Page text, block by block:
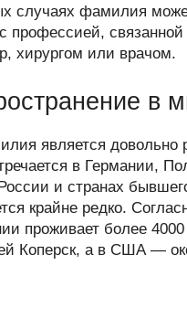
случаях фамилия
профессией, связанной
хирургом или врачом.
в
является довольно
в Германии,
и странах
крайне редко.
проживает более 4000
Коперск, а в США —